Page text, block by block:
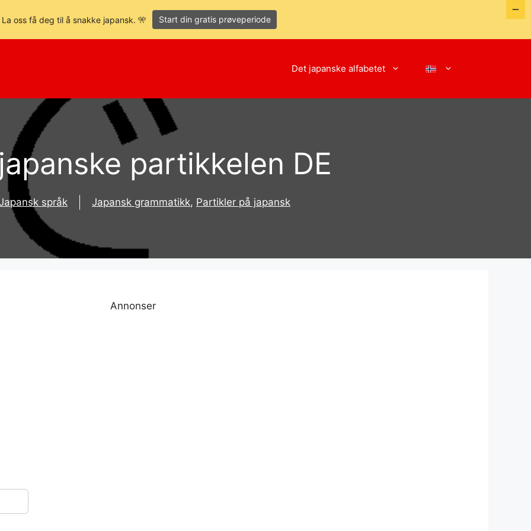
Det japanske alfabetet
partikkelen DE
språk Japansk grammatikk, Partikler på japansk
Annonser
La oss få deg til å snakke japansk. 🎌 Start din gratis prøveperiode